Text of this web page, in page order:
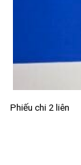
Phiếu chi 2 liên